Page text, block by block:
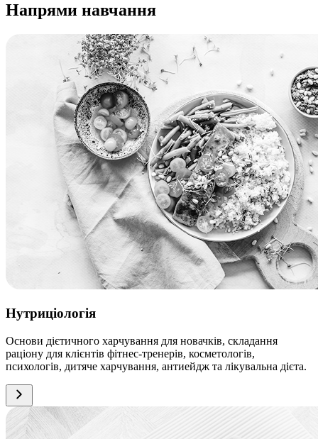
Напрями навчання
Нутриціологія
Основи дієтичного харчування для новачків, складання
раціону для клієнтів фітнес-тренерів, косметологів,
психологів, дитяче харчування, антиейдж та лікувальна дієта.